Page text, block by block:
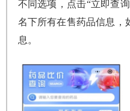
不同选项，点击“立即查
名下所有在售药品信息，
息。